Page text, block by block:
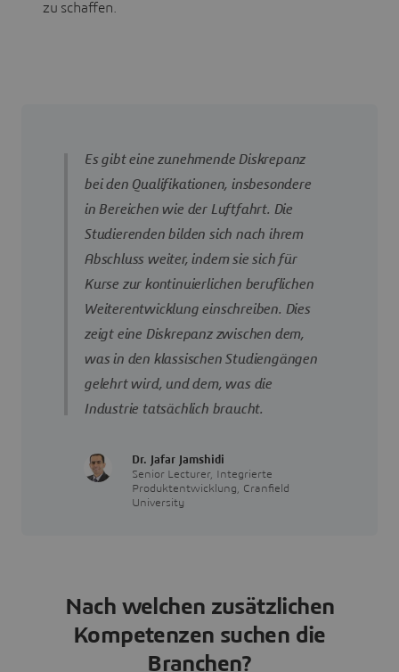
zu schaffen.
Es gibt eine zunehmende Diskrepanz
bei den Qualifikationen, insbesondere
in Bereichen wie der Luftfahrt. Die
Studierenden bilden sich nach ihrem
Abschluss weiter, indem sie sich für
Kurse zur kontinuierlichen beruflichen
Weiterentwicklung einschreiben. Dies
zeigt eine Diskrepanz zwischen dem,
was in den klassischen Studiengängen
gelehrt wird, und dem, was die
Industrie tatsächlich braucht.
Dr. Jafar Jamshidi
Senior Lecturer, Integrierte
Produktentwicklung, Cranfield
University
Nach welchen zusätzlichen
Kompetenzen suchen die
Branchen?